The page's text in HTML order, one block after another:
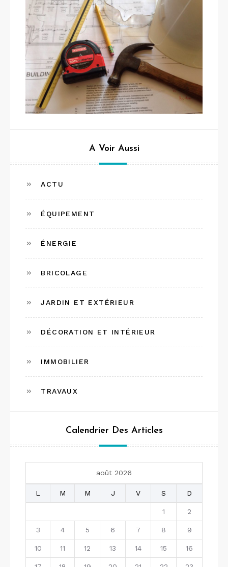
A Voir Aussi
ACTU
ÉQUIPEMENT
ÉNERGIE
BRICOLAGE
JARDIN ET EXTÉRIEUR
DÉCORATION ET INTÉRIEUR
IMMOBILIER
TRAVAUX
Calendrier Des Articles
août 2026
L M M J V S D
1 2
3 4 5 6 7 8 9
10 11 12 13 14 15 16